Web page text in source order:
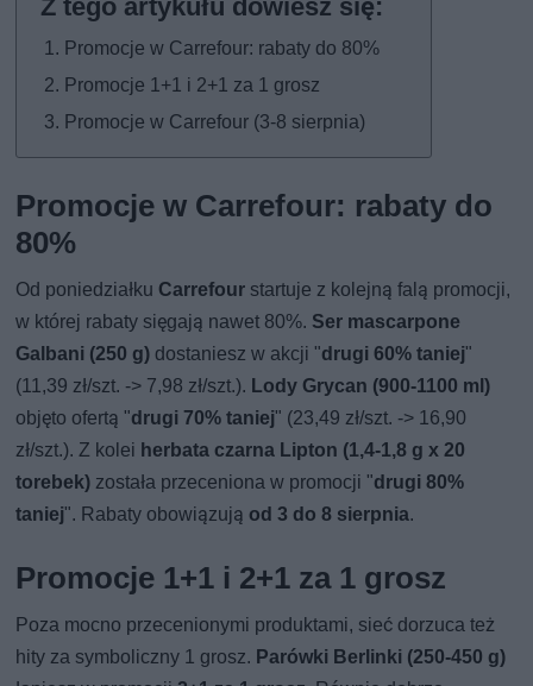
Promocje w Carrefour: rabaty do 80%
Promocje 1+1 i 2+1 za 1 grosz
Promocje w Carrefour (3-8 sierpnia)
Promocje w Carrefour: rabaty do
80%
Od poniedziałku Carrefour startuje z kolejną falą promocji,
w której rabaty sięgają nawet 80%. Ser mascarpone
Galbani (250 g) dostaniesz w akcji "drugi 60% taniej"
(11,39 zł/szt. -> 7,98 zł/szt.). Lody Grycan (900-1100 ml)
objęto ofertą "drugi 70% taniej" (23,49 zł/szt. -> 16,90
zł/szt.). Z kolei herbata czarna Lipton (1,4-1,8 g x 20
torebek) została przeceniona w promocji "drugi 80%
taniej". Rabaty obowiązują od 3 do 8 sierpnia.
Promocje 1+1 i 2+1 za 1 grosz
Poza mocno przecenionymi produktami, sieć dorzuca też
hity za symboliczny 1 grosz. Parówki Berlinki (250-450 g)